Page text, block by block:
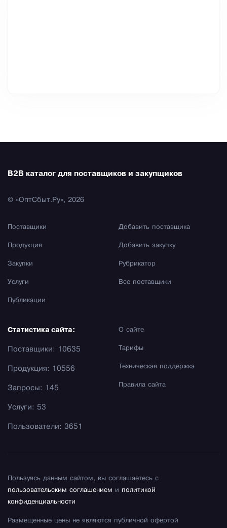
B2B каталог для поставщиков и закупщиков
© «ОптСбыт.Ру», 2026
Поставщики
Продукция
Закупки
Услуги
Публикации
Добавить поставщика
Добавить закупку
Рубрикатор
Все поставщики
О сайте
Тарифы
Техническая поддержка
Правила сайта
Статистика сайта:
Поставщики: 10635
Продукция: 10556
Запросы: 145
Услуги: 53
Пользователи: 3651
Пользуясь данным сайтом, вы соглашаетесь с
пользовательским соглашением и политикой
конфиденциальности
Размещенные цены не являются публичной офертой